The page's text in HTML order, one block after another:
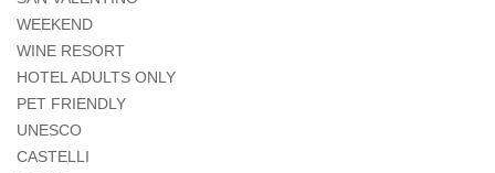
WEEKEND
WINE RESORT
HOTEL ADULTS ONLY
PET FRIENDLY
UNESCO
CASTELLI